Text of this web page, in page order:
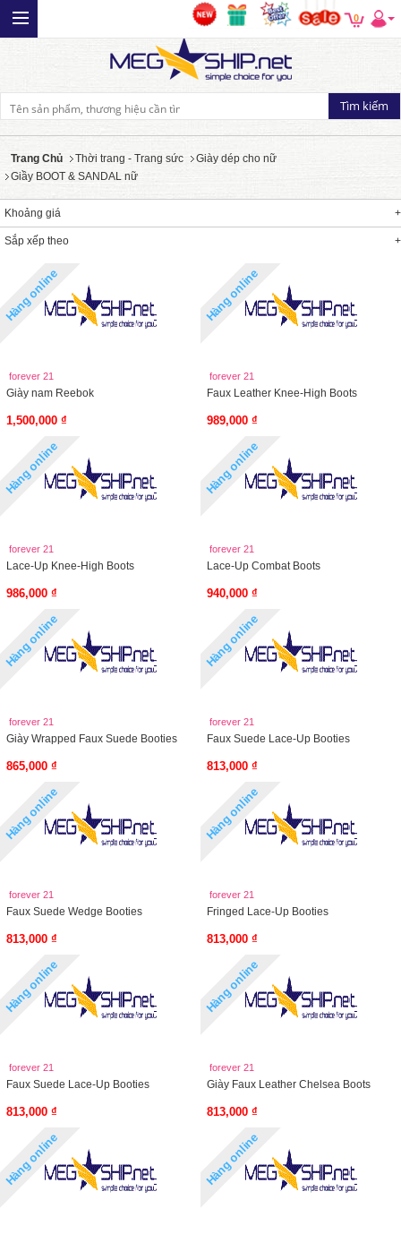
0
Trang Chủ Thời trang - Trang sức
Giày dép cho nữ
Giầy BOOT & SANDAL nữ
Khoảng giá
Sắp xếp theo
Hàng online
forever 21
Giày nam Reebok
1,500,000 ₫
Hàng online
forever 21
Faux Leather Knee-High Boots
989,000 ₫
Hàng online
forever 21
Lace-Up Knee-High Boots
986,000 ₫
Hàng online
forever 21
Lace-Up Combat Boots
940,000 ₫
Hàng online
forever 21
Giày Wrapped Faux Suede Booties
865,000 ₫
Hàng online
forever 21
Faux Suede Lace-Up Booties
813,000 ₫
Hàng online
forever 21
Faux Suede Wedge Booties
813,000 ₫
Hàng online
forever 21
Fringed Lace-Up Booties
813,000 ₫
Hàng online
forever 21
Faux Suede Lace-Up Booties
813,000 ₫
Hàng online
forever 21
Giày Faux Leather Chelsea Boots
813,000 ₫
Hàng online Hàng online